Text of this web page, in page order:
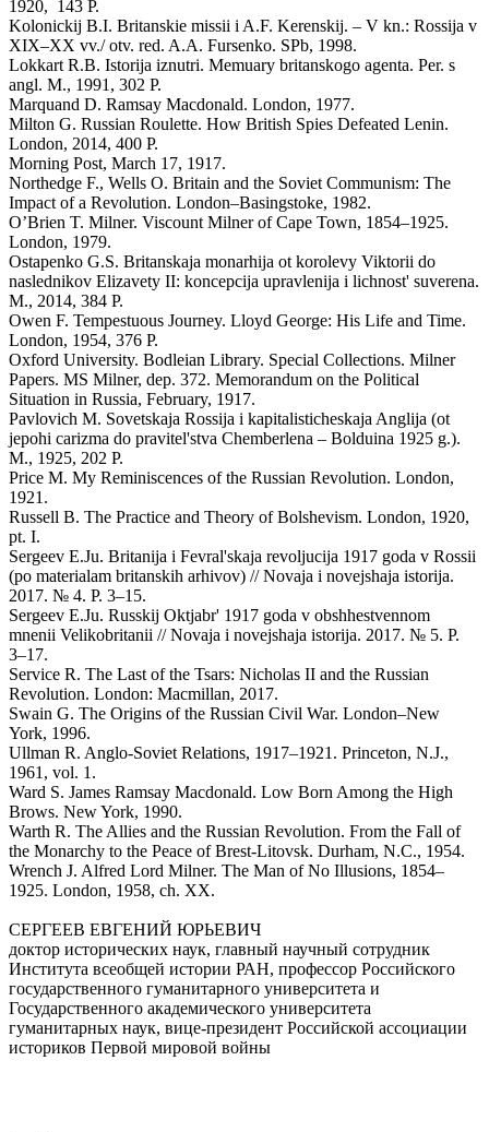
1920, 143 P.
Kolonickij B.I. Britanskie missii i A.F. Kerenskij. – V kn.: Rossija v
XIX–XX vv./ otv. red. A.A. Fursenko. SPb, 1998.
Lokkart R.B. Istorija iznutri. Memuary britanskogo agenta. Per. s
angl. M., 1991, 302 P.
Marquand D. Ramsay Macdonald. London, 1977.
Milton G. Russian Roulette. How British Spies Defeated Lenin.
London, 2014, 400 P.
Morning Post, March 17, 1917.
Northedge F., Wells O. Britain and the Soviet Communism: The
Impact of a Revolution. London–Basingstoke, 1982.
O’Brien T. Milner. Viscount Milner of Cape Town, 1854–1925.
London, 1979.
Ostapenko G.S. Britanskaja monarhija ot korolevy Viktorii do
naslednikov Elizavety II: koncepcija upravlenija i lichnost' suverena.
M., 2014, 384 P.
Owen F. Tempestuous Journey. Lloyd George: His Life and Time.
London, 1954, 376 P.
Oxford University. Bodleian Library. Special Collections. Milner
Papers. MS Milner, dep. 372. Memorandum on the Political
Situation in Russia, February, 1917.
Pavlovich M. Sovetskaja Rossija i kapitalisticheskaja Anglija (ot
jepohi carizma do pravitel'stva Chemberlena – Bolduina 1925 g.).
M., 1925, 202 P.
Price M. My Reminiscences of the Russian Revolution. London,
1921.
Russell B. The Practice and Theory of Bolshevism. London, 1920,
pt. I.
Sergeev E.Ju. Britanija i Fevral'skaja revoljucija 1917 goda v Rossii
(po materialam britanskih arhivov) // Novaja i novejshaja istorija.
2017. № 4. P. 3–15.
Sergeev E.Ju. Russkij Oktjabr' 1917 goda v obshhestvennom
mnenii Velikobritanii // Novaja i novejshaja istorija. 2017. № 5. P.
3–17.
Service R. The Last of the Tsars: Nicholas II and the Russian
Revolution. London: Macmillan, 2017.
Swain G. The Origins of the Russian Civil War. London–New
York, 1996.
Ullman R. Anglo-Soviet Relations, 1917–1921. Princeton, N.J.,
1961, vol. 1.
Ward S. James Ramsay Macdonald. Low Born Among the High
Brows. New York, 1990.
Warth R. The Allies and the Russian Revolution. From the Fall of
the Monarchy to the Peace of Brest-Litovsk. Durham, N.C., 1954.
Wrench J. Alfred Lord Milner. The Man of No Illusions, 1854–
1925. London, 1958, сh. XX.
СЕРГЕЕВ ЕВГЕНИЙ ЮРЬЕВИЧ
доктор исторических наук, главный научный сотрудник
Института всеобщей истории РАН, профессор Российского
государственного гуманитарного университета и
Государственного академического университета
гуманитарных наук, вице-президент Российской ассоциации
историков Первой мировой войны